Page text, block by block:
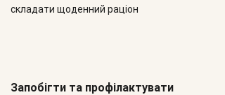
складати щоденний раціон
Запобігти та профілактувати